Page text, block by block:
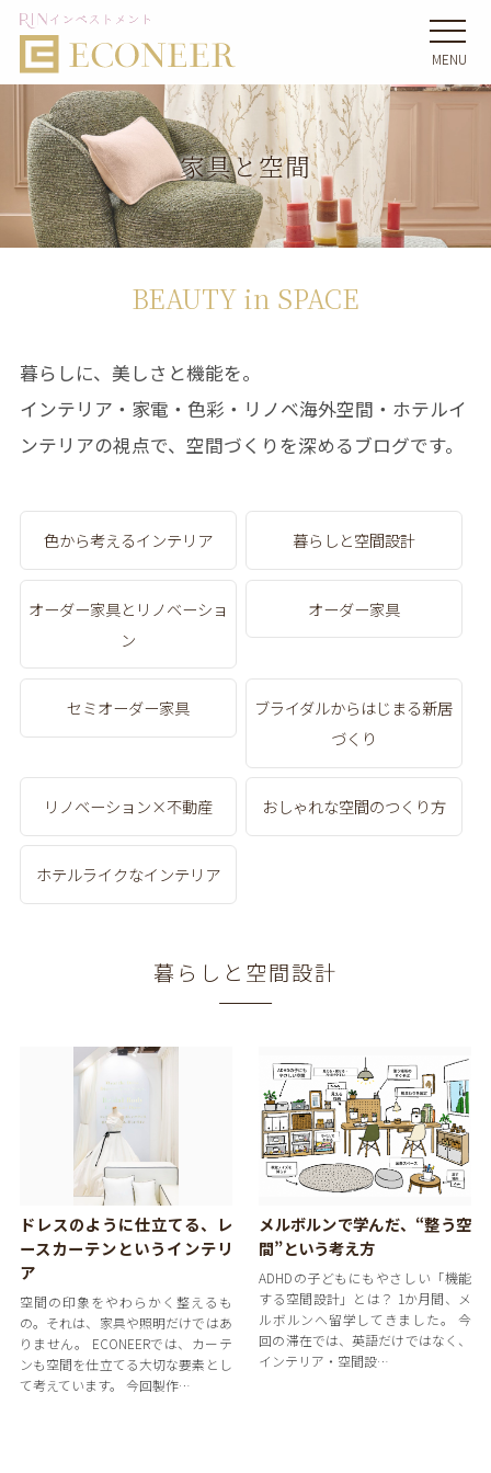
MENU
家具と空間
BEAUTY in SPACE
暮らしに、美しさと機能を。
インテリア・家電・色彩・リノベ海外空間・ホテルイ
ンテリアの視点で、空間づくりを深めるブログです。
色から考えるインテリア 暮らしと空間設計
オーダー家具とリノベーショ
ン
オーダー家具
セミオーダー家具
ブライダルからはじまる新居
づくり
リノベーション×不動産 おしゃれな空間のつくり方
ホテルライクなインテリア
暮らしと空間設計
ドレスのように仕立てる、レ
ースカーテンというインテリ
ア
空間の印象をやわらかく整えるも
の。それは、家具や照明だけではあ
りません。 ECONEERでは、カーテ
ンも空間を仕立てる大切な要素とし
て考えています。 今回製作…
メルボルンで学んだ、“整う空
間”という考え方
ADHDの子どもにもやさしい「機能
する空間設計」とは？ 1か月間、メ
ルボルンへ留学してきました。 今
回の滞在では、英語だけではなく、
インテリア・空間設…